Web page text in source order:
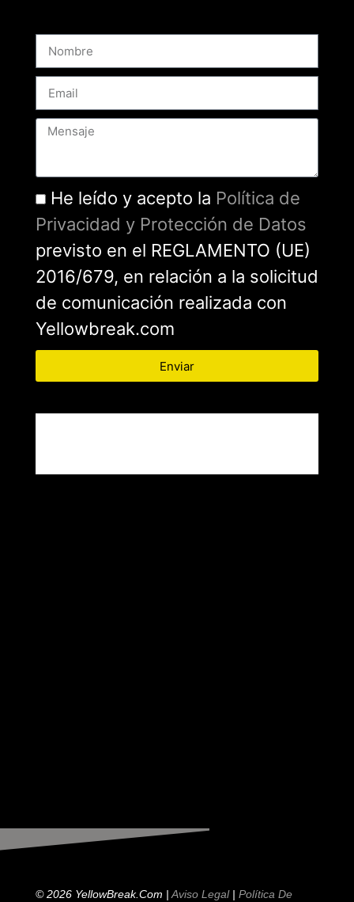
He leído y acepto la Política de
Privacidad y Protección de Datos
previsto en el REGLAMENTO (UE)
2016/679, en relación a la solicitud
de comunicación realizada con
Yellowbreak.com
Enviar
© 2026 YellowBreak.com |Aviso Legal| Política De